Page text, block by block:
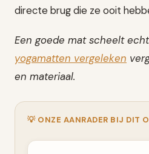
directe brug die ze ooit
Een goede mat scheelt
yogamatten vergeleken
en materiaal.
💡 ONZE AANRADER BIJ DIT